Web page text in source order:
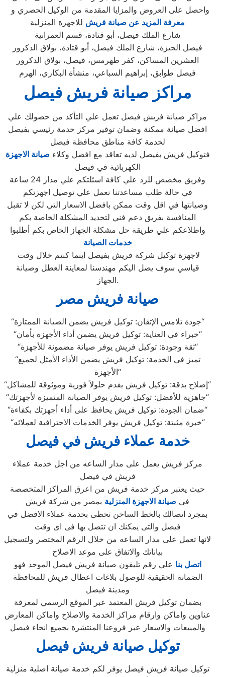
واحصل على العروض والمزايا المقدمة من الوكيل الحصري و
معرفة المزيد عن صيانة فريش للاجهزة المنزلية
شارع الملك فيصل، أبو قتادة، قسم العمرانية
فيصل الجيزة، شارع الملك فيصل، أبو قتادة، بولاق الدكرور
العشرين المساكن، كفر طهرمس، فيصل، بولاق الدكرور
فيصل طوابق، إبراهيم السباعي، منشأة البكاري، الهرم
مراكز صيانة فريش فيصل
مراكز صيانة فريش فيصل تعمل علي التأكد من حصولك علي
افضل صيانة ممكنة وضمان توفير مركز خدمة رئيسي بفيصل
لخدمة كافة مناطق محافظة فيصل
فتوكيل فريش بفيصل لديه تعاقد مع افضل وكلاء صيانة الاجهزة
الكهربائية في فيصل
وفريق مخصص للرد علي كافة اسئلتكم علي مدار 24 ساعة
في حالة طلب مساعدتنا نعمل علي توصيل اجهزتكم
وصيانتها في اقل وقت ممكن بافضل الاسعار التي لكن لا تقبل
المنافسة بفريق دعم فني لتحديد المشكلة الخاصة بكم
واطلاعكم علي طريقة حل مشكلة الجهاز الخاص بكم أطلبوا
خدمات الصيانة
قياسي سوف يصل اليكم مهندسنا لمعاينة العطل وصيانة
الجهاز.
صيانة فريش مصر
“جودة تلامس الإتقان: توكيل فريش يضمن الصيانة الممتازة“
“خبراء في العناية: توكيل فريش يضمن أداء الأجهزة بأمان“
“ثقة وجودة: توكيل فريش يوفر صيانة مضمونة للأجهزة“
“تميز في الخدمة: توكيل فريش يضمن الأداء الأمثل لجميع
الأجهزة“
“إصلاح بدقة: توكيل فريش يقدم حلولاً فورية وموثوقة للمشاكل“
“جاهزية للأفضل: توكيل فريش يوفر الصيانة المتميزة لأجهزتك“
“ضمان الجودة: توكيل فريش يحافظ على أداء أجهزتك بكفاءة“
“خبرة مثبتة: توكيل فريش يوفر الخدمات الاحترافية لعملائه“
خدمة عملاء فريش في فيصل
مركز فريش يعمل على مدار الساعه من اجل خدمة عملاء
فريش في فيصل
حيث يعتبر مركز خدمة فريش من اعرق المراكز المتخصصة
فى صيانة الاجهزة المنزلية بمصر من شركة فريش
بمجرد اتصالك بالخط الساخن تحظى بخدمة عملاء الافضل في
فيصل والتى يمكنك ان تتصل بها فى اى وقت
لانها تعمل على مدار الساعه من خلال الرقم المختصر ولتسجيل
بياناتك والاتفاق على موعد الاصلاح
اتصل بنا علي رقم تليفون صيانة فريش فيصل الموحد فهو
الضمانة الحقيقية للوصول بلاغات اعطال فريش للمحافظة
ومدينة فيصل
بضمان توكيل فريش المعتمد عبر الموقع الرسمي لمعرفة
عناوين واماكن وارقام مراكز الخدمة والاصلاح واماكن المعارض
والمبيعات والاسعار عبر فروعنا المنتشرة بجميع انحاء فيصل
توكيل صيانة فريش فيصل
توكيل صيانة فريش فيصل يوفر لكم خدمة صيانة اصلية منزلية